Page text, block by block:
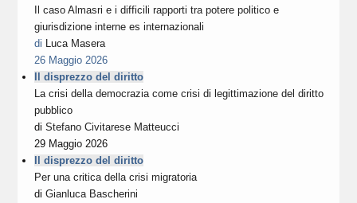
Il caso Almasri e i difficili rapporti tra potere politico e
giurisdizione interne es internazionali
di
Luca Masera
26 Maggio 2026
Il disprezzo del diritto
La crisi della democrazia come crisi di legittimazione del diritto
pubblico
diStefano Civitarese Matteucci
29 Maggio 2026
Il disprezzo del diritto
Per una critica della crisi migratoria
diGianluca Bascherini